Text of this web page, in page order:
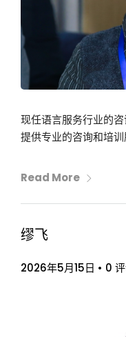
现任语言服务行业的
提供专业的咨询和培
Read More
缪飞
2026年5月15日 • 0